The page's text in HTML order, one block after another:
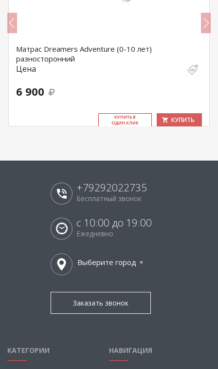
Матрас Dreamers Adventure (0-10 лет)
разносторонний
Цена
6 900
КУ­ПИТЬ В
ОДИН КЛИК
КУПИТЬ
+79292022735
Бесплатный звонок
с 10:00 до 19:00
Ежедневно
Выберите город
Заказать звонок
КАТЕГОРИИ НАВИГАЦИЯ